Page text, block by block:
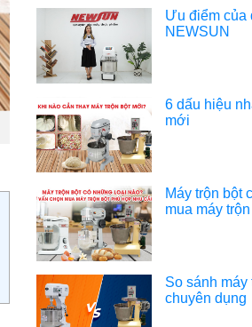
Ưu điểm của
NEWSUN
6 dấu hiệu
mới
Máy trộn bột
mua máy
So sánh máy
chuyên dụng